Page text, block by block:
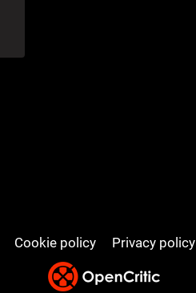
Cookie policy Privacy policy